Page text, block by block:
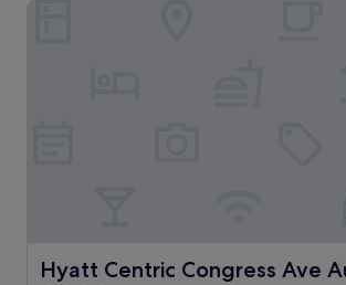
Hyatt Centric Congress Ave
Hyatt Centric Congress Ave Austin